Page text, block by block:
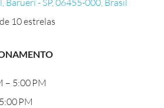
- SP, 06455-000, Brasil
10 estrelas
– 5:00 PM
PM